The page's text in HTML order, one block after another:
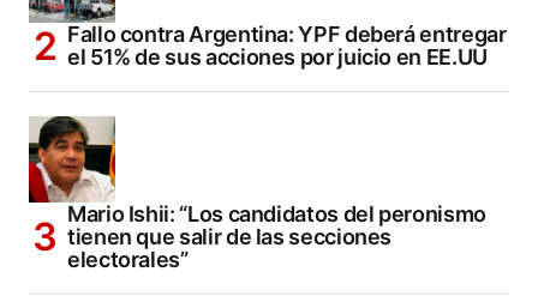
Fallo contra Argentina: YPF deberá entregar
el 51% de sus acciones por juicio en EE.UU
Mario Ishii: “Los candidatos del peronismo
tienen que salir de las secciones
electorales”